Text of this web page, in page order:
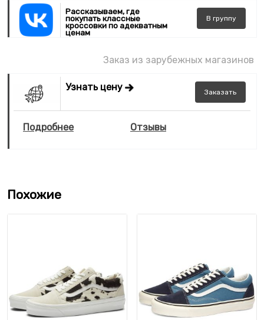
Рассказываем, где
покупать классные
кроссовки по адекватным
ценам
В группу
Заказ из зарубежных магазинов
Узнать цену Заказать
Подробнее Отзывы
Похожие